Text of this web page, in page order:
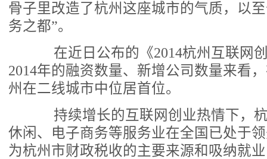
骨子里改造了杭州这座城市的气质，以
务之都”。
在近日公布的《2014杭州互联网
2014年的融资数量、新增公司数量来看
州在二线城市中位居首位。
持续增长的互联网创业热情下，杭
休闲、电子商务等服务业在全国已处于
为杭州市财政税收的主要来源和吸纳就